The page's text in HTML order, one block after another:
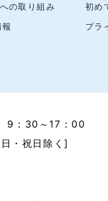
の取り組み
初め
プラ
9：30～17：00
・祝日除く]